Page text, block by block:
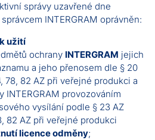
správy uzavřené dne
INTERGRAM oprávněn:
užití
ochrany INTERGRAM jejich
a jeho přenosem dle § 20
78, 82 AZ při veřejné produkci a
INTERGRAM provozováním
vysílání podle § 23 AZ
82 AZ při veřejné produkci
licence odměny;